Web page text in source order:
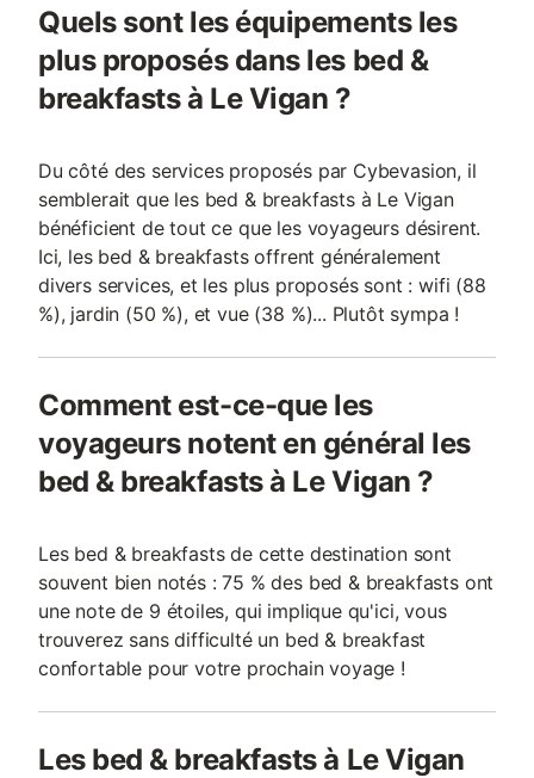
Quels sont les équipements les
plus proposés dans les bed &
breakfasts à Le Vigan ?
Du côté des services proposés par Cybevasion, il
semblerait que les bed & breakfasts à Le Vigan
bénéficient de tout ce que les voyageurs désirent.
Ici, les bed & breakfasts offrent généralement
divers services, et les plus proposés sont : wifi (88
%), jardin (50 %), et vue (38 %)... Plutôt sympa !
Comment est-ce-que les
voyageurs notent en général les
bed & breakfasts à Le Vigan ?
Les bed & breakfasts de cette destination sont
souvent bien notés : 75 % des bed & breakfasts ont
une note de 9 étoiles, qui implique qu'ici, vous
trouverez sans difficulté un bed & breakfast
confortable pour votre prochain voyage !
Les bed & breakfasts à Le Vigan